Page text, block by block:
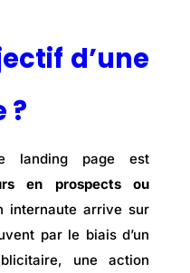
d’une
?
landing page est
en prospects ou
internaute arrive sur
par le biais d’un
une action